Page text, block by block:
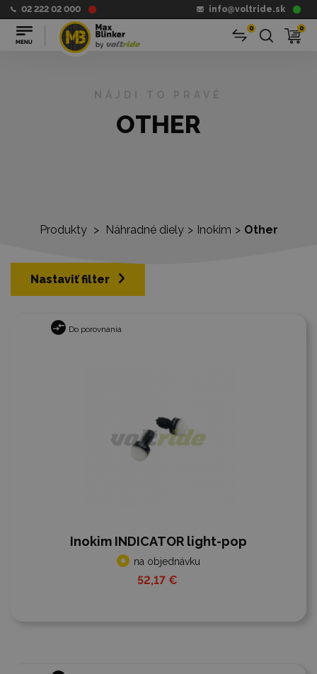
02 222 02 000 info@voltride.sk
0 0
Produkty > Náhradné diely > Inokim > Other
OTHER
Nastaviť filter
Do porovnania
Inokim INDICATOR light-pop
na objednávku
52,17 €